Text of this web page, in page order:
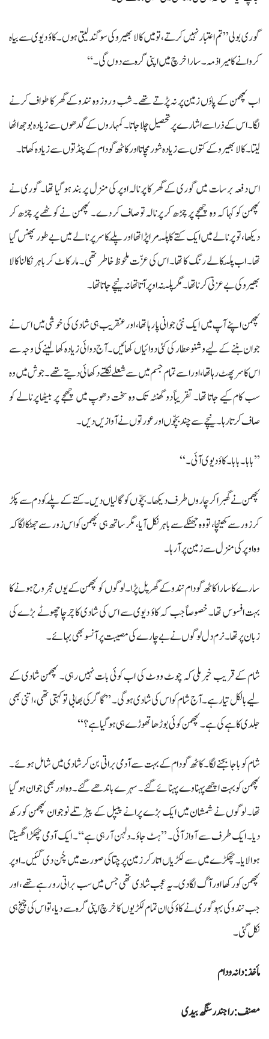
گوری بولی ’’تم اعتبار نہیں کرتے، تو میں کالا بھیرو کی سوگند لیتی ہوں۔ کاؤ دیوی سے بیاہ
کروانے کا میرا ذمہ۔ سارا خرچ میں اپنی گرہ سے دوں گی۔‘‘
اب لچھمن کے پاؤں زمین پر نہ پڑتے تھے۔ شب و روز وہ نندو کے گھر کا طواف کرنے
لگا۔ اس کے ذرا سے اشارے پر تحصیل چلا جاتا۔ کمہاروں کے گدھوں سے زیادہ بوجھ اٹھا
لیتا۔ کالا بھیرو کے کتوں سے زیادہ شور مچاتا اور کاٹھ گودام کے پنڈتوں سے زیادہ کھاتا۔
اس دفعہ برسات میں گوری کے گھر کا پرنالہ اوپر کی منزل پر بند ہو گیا تھا۔ گوری نے
لچھمن کو کہا کہ وہ چھجے پر چڑھ کر پرنالہ تو صاف کر دے۔ لچھمن نے کوٹھے پر چڑھ کر
دیکھا، تو پرنالے میں ایک کتے کا پلّہ مرا پڑا تھا اور پلّے کا سر پرنالے میں بے طور پھنس گیا
تھا۔ اب پلّہ کالے رنگ کا تھا۔ اس کی عزّت ملحوظ خاطر تھی۔ مار کاٹ کر باہر نکالنا کالا
بھیرو کی بے عزتی کرنا تھا۔ مگر پلّہ نہ اوپر آتا تھا نہ نیچے جاتا تھا۔
لچھمن اپنے آپ میں ایک نئی جوانی پا رہا تھا، اور عنقریب ہی شادی کی خوشی میں اس نے
جوان بننے کے لیے وشنو عطار کی کئی دوائیاں کھائیں۔ آج دوائی زیادہ کھا لینے کی وجہ سے
اس کا سر پھٹ رہا تھا، اور اسے تمام جسم میں سے شعلے نکلتے دکھائی دیتے تھے۔ جوش میں وہ
سب کام کیے جاتا تھا۔ تقریباً دو گھنٹہ تک وہ سخت دھوپ میں چھجے پر بیٹھا پرنالے کو
صاف کرتا رہا۔ نیچے سے چند بچّوں اور عورتوں نے آوازیں دیں۔
’’بابا۔ بابا۔ کاؤ دیوی آئی۔‘‘
لچھمن نے گھبرا کر چاروں طرف دیکھا۔ بچّوں کو گالیاں دیں۔ کتے کے پلّے کو دم سے پکڑ
کر زور سے کھینچا، تو وہ جھٹکے سے باہر نکل آیا، مگر ساتھ ہی لچھمن کو اس زور سے جھٹکا لگا کہ
وہ اوپر کی منزل سے زمین پر آ رہا۔
سارے کا سارا کاٹھ گودام نندو کے گھر پل پڑا۔ لوگوں کو لچھمن کے یوں مجروح ہونے کا
بہت افسوس تھا۔ خصوصاً جب کہ کاؤ دیوی سے اس کی شادی کا چرچا چھوٹے بڑے کی
زبان پر تھا۔ نرم دل لوگوں نے بے چارے کی مصیبت پر آنسو بھی بہائے۔
شام کے قریب خبر ملی کہ چوٹ ووٹ کی اب کوئی بات نہیں رہی۔ لچھمن شادی کے
لیے بالکل تیار ہے۔ آج شام کو اس کی شادی ہو گی۔ ’’گاگر کی بھابی تو کہتی تھی، اتنی بھی
جلدی کاہے کی ہے۔ لچھمن کوئی بوڑھا تھوڑے ہی ہو گیا ہے؟‘‘
شام کو باجا بجنے لگا۔ کاٹھ گودام کے بہت سے آدمی براتی بن کر شادی میں شامل ہوئے۔
لچھمن کو بہت اچھے پہناوے پہنائے گئے۔ سہرے باندھے گئے۔ وہ اور بھی جوان ہو گیا
تھا۔ لوگوں نے شمشان میں ایک بڑے پرانے پیپل کے پیڑ تلے نوجوان لچھمن کو رکھ
دیا۔ ایک طرف سے آواز آئی۔ ’’ہٹ جاؤ۔دلہن آ رہی ہے‘‘۔ ایک آدمی چھکڑا گھسیٹتا
ہوا لایا۔ چھکڑے میں سے لکڑیاں اتار کر زمین پر چتا کی صورت میں چُن دی گئیں۔ اوپر
لچھمن کو رکھا اور آگ لگا دی۔یہ عجب شادی تھی جس میں سب براتی رو رہے تھے، اور
جب نندو کی بہو گوری نے کاؤ کی ان تمام لکڑیوں کا خرچ اپنی گرہ سے دیا، تواس کی چیخ ہی
نکل گئی۔
مأخذ : دانہ و دام
مصنف:راجندر سنگھ بیدی